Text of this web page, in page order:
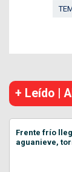
+ Leído |
Frente frío
aguanieve,